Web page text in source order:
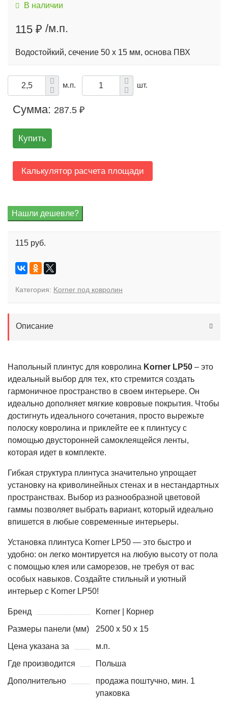
В наличии
115 ₽ /м.п.
Водостойкий, сечение 50 x 15 мм, основа ПВХ
м.п. шт.
Сумма: 287.5 ₽
Купить
Калькулятор расчета площади
115 руб.
Категория: Korner под ковролин
Описание
Напольный плинтус для ковролина Korner LP50 – это
идеальный выбор для тех, кто стремится создать
гармоничное пространство в своем интерьере. Он
идеально дополняет мягкие ковровые покрытия. Чтобы
достигнуть идеального сочетания, просто вырежьте
полоску ковролина и приклейте ее к плинтусу с
помощью двусторонней самоклеящейся ленты,
которая идет в комплекте.
Гибкая структура плинтуса значительно упрощает
установку на криволинейных стенах и в нестандартных
пространствах. Выбор из разнообразной цветовой
гаммы позволяет выбрать вариант, который идеально
впишется в любые современные интерьеры.
Установка плинтуса Korner LP50 — это быстро и
удобно: он легко монтируется на любую высоту от пола
с помощью клея или саморезов, не требуя от вас
особых навыков. Создайте стильный и уютный
интерьер с Korner LP50!
Бренд
Korner | Корнер
Размеры панели (мм)
2500 x 50 x 15
Цена указана за
м.п.
Где производится
Польша
Дополнительно
продажа поштучно, мин. 1
упаковка